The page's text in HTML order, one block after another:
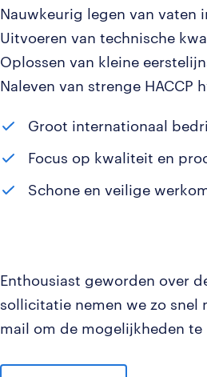
Nauwkeurig legen van vaten
Uitvoeren van technische
Oplossen van kleine
Naleven van strenge HACCP
Groot internationaal
Focus op kwaliteit en
Schone en veilige
Enthousiast geworden over
sollicitatie nemen we zo
mail om de mogelijkheden te